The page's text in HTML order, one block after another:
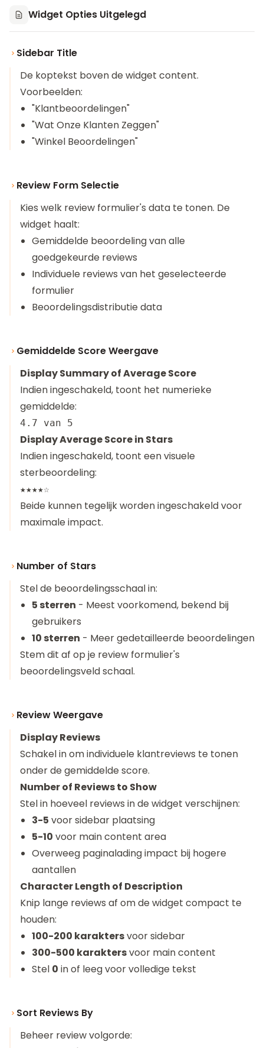
Widget Opties Uitgelegd
Sidebar Title
De koptekst boven de widget content.
Voorbeelden:
"Klantbeoordelingen"
"Wat Onze Klanten Zeggen"
"Winkel Beoordelingen"
Review Form Selectie
Kies welk review formulier's data te tonen. De
widget haalt:
Gemiddelde beoordeling van alle
goedgekeurde reviews
Individuele reviews van het geselecteerde
formulier
Beoordelingsdistributie data
Gemiddelde Score Weergave
Display Summary of Average Score
Indien ingeschakeld, toont het numerieke
gemiddelde:
Display Average Score in Stars
Indien ingeschakeld, toont een visuele
sterbeoordeling:
Beide kunnen tegelijk worden ingeschakeld voor
maximale impact.
Number of Stars
Stel de beoordelingsschaal in:
5 sterren - Meest voorkomend, bekend bij
gebruikers
10 sterren - Meer gedetailleerde beoordelingen
Stem dit af op je review formulier's
beoordelingsveld schaal.
Review Weergave
Display Reviews
Schakel in om individuele klantreviews te tonen
onder de gemiddelde score.
Number of Reviews to Show
Stel in hoeveel reviews in de widget verschijnen:
3-5 voor sidebar plaatsing
5-10 voor main content area
Overweeg paginalading impact bij hogere
aantallen
Character Length of Description
Knip lange reviews af om de widget compact te
houden:
100-200 karaktersvoor sidebar
300-500 karaktersvoor main content
Stel 0 in of leeg voor volledige tekst
Sort Reviews By
Beheer review volgorde: